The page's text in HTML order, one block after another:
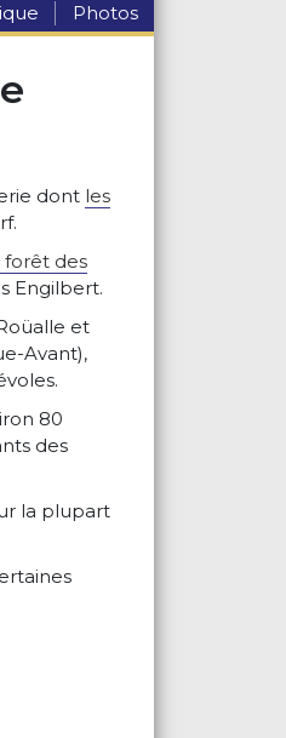
Photos
dont les
forêt des
Engilbert.
et
Avant),
80
des
la plupart